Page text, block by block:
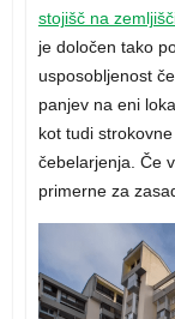
stojišč na
je določen tako
usposobljenost
panjev na eni
kot tudi
čebelarjenja. Če
primerne za